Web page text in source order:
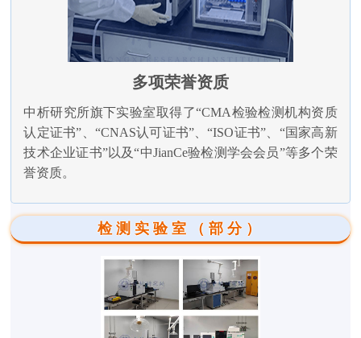
多项荣誉资质
中析研究所旗下实验室取得了“CMA检验检测机构资质
认定证书”、“CNAS认可证书”、“ISO证书”、“国家高新
技术企业证书”以及“中JianCe验检测学会会员”等多个荣
誉资质。
检测实验室（部分）